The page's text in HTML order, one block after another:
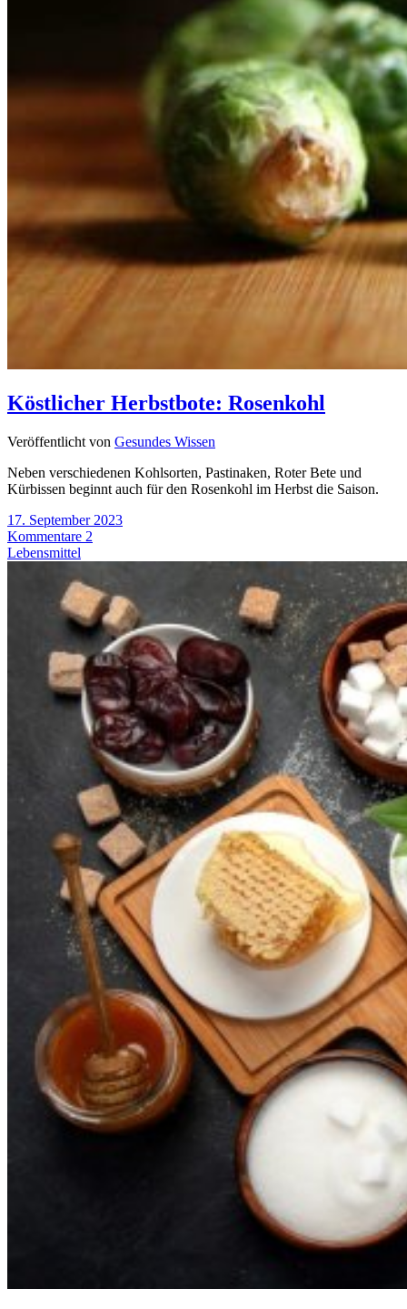
Köstlicher Herbstbote: Rosenkohl
Veröffentlicht von Gesundes Wissen
Neben verschiedenen Kohlsorten, Pastinaken, Roter Bete und
Kürbissen beginnt auch für den Rosenkohl im Herbst die Saison.
17. September 2023
Kommentare 2
Lebensmittel